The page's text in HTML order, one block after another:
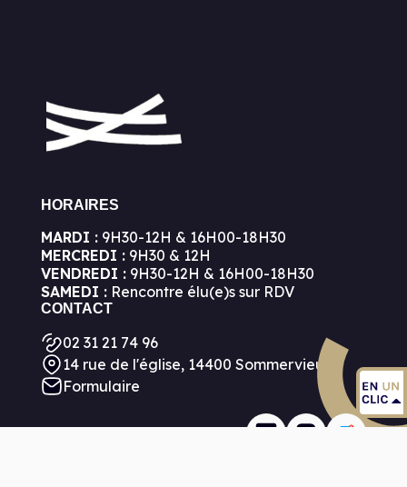
HORAIRES
MARDI :9H30-12H & 16H00-18H30
MERCREDI :9H30 & 12H
VENDREDI :9H30-12H & 16H00-18H30
SAMEDI :Rencontre élu(e)s sur RDV
CONTACT
02 31 21 74 96
14 rue de l'église, 14400 Sommervieu
Formulaire